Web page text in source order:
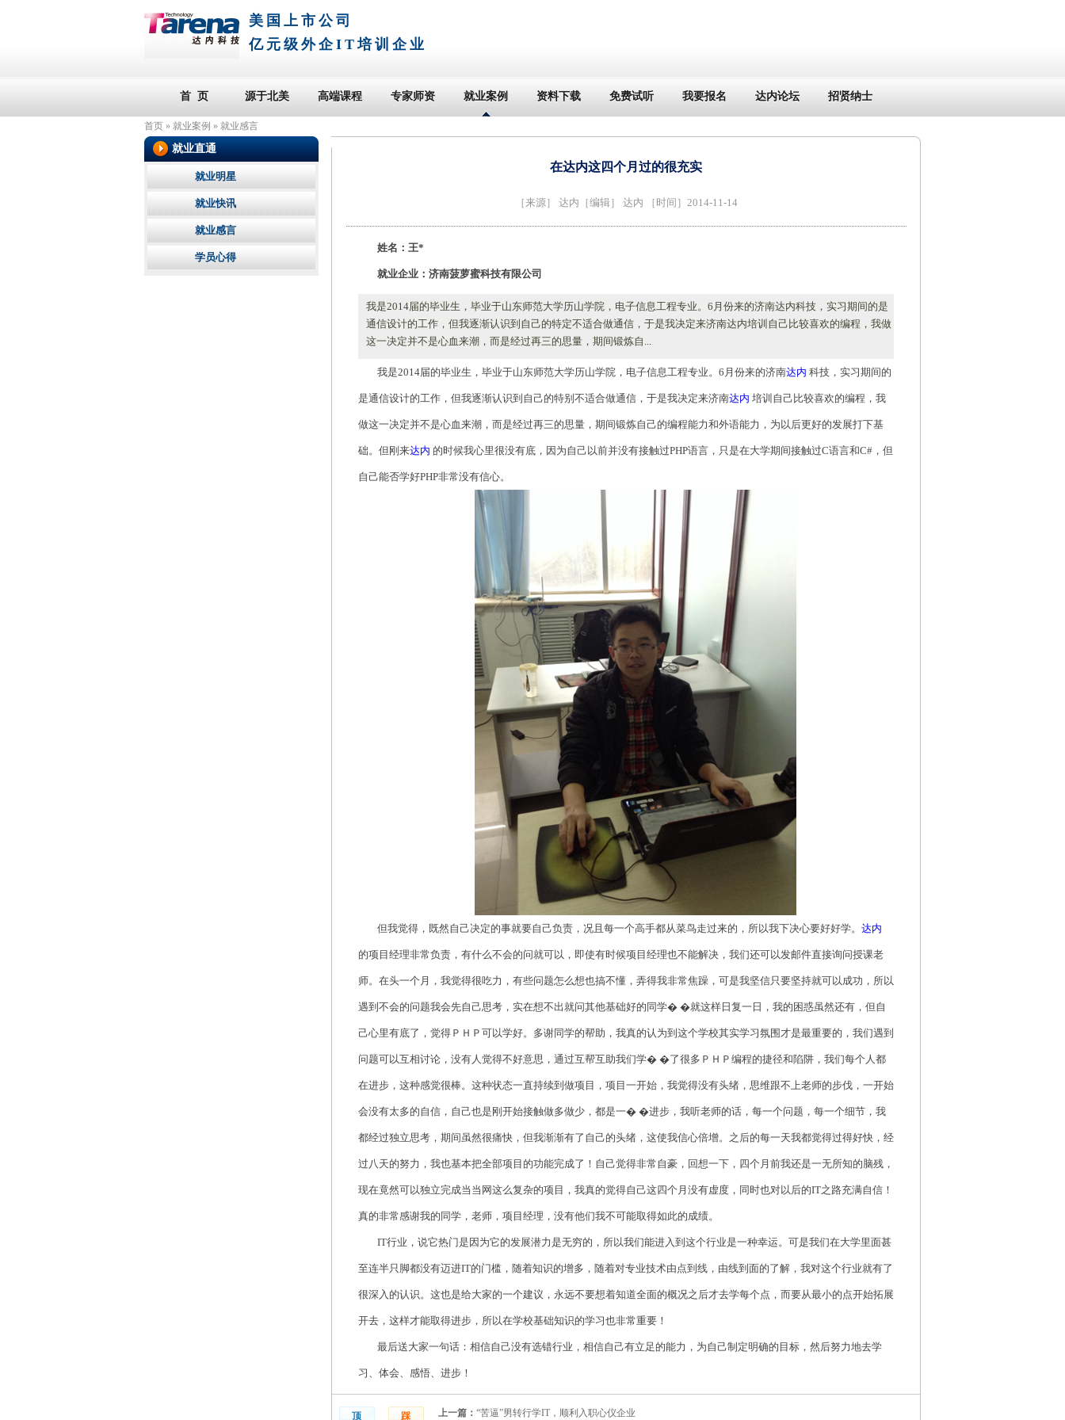
美国上市公司
亿元级外企IT培训企业
首 页 源于北美 高端课程 专家师资 就业案例 资料下载 免费试听 我要报名 达内论坛 招贤纳士
首页 » 就业案例 » 就业感言
在达内这四个月过的很充实
［来源］ 达内 ［编辑］ 达内 ［时间］2014-11-14
姓名：王*
就业企业：济南菠萝蜜科技有限公司
我是2014届的毕业生，毕业于山东师范大学历山学院，电子信息工程专业。6月份来的济南达内科技，实习期间的是
通信设计的工作，但我逐渐认识到自己的特定不适合做通信，于是我决定来济南达内培训自己比较喜欢的编程，我做
这一决定并不是心血来潮，而是经过再三的思量，期间锻炼自...
我是2014届的毕业生，毕业于山东师范大学历山学院，电子信息工程专业。6月份来的济南达内 科技，实习期间的
是通信设计的工作，但我逐渐认识到自己的特别不适合做通信，于是我决定来济南达内 培训自己比较喜欢的编程，我
做这一决定并不是心血来潮，而是经过再三的思量，期间锻炼自己的编程能力和外语能力，为以后更好的发展打下基
础。但刚来达内 的时候我心里很没有底，因为自己以前并没有接触过PHP语言，只是在大学期间接触过C语言和C#，但
自己能否学好PHP非常没有信心。
但我觉得，既然自己决定的事就要自己负责，况且每一个高手都从菜鸟走过来的，所以我下决心要好好学。 达内
的项目经理非常负责，有什么不会的问就可以，即使有时候项目经理也不能解决，我们还可以发邮件直接询问授课老
师。在头一个月，我觉得很吃力，有些问题怎么想也搞不懂，弄得我非常焦躁，可是我坚信只要坚持就可以成功，所以
遇到不会的问题我会先自己思考，实在想不出就问其他基础好的同学� �就这样日复一日，我的困惑虽然还有，但自
己心里有底了，觉得ＰＨＰ可以学好。多谢同学的帮助，我真的认为到这个学校其实学习氛围才是最重要的，我们遇到
问题可以互相讨论，没有人觉得不好意思，通过互帮互助我们学� �了很多ＰＨＰ编程的捷径和陷阱，我们每个人都
在进步，这种感觉很棒。这种状态一直持续到做项目，项目一开始，我觉得没有头绪，思维跟不上老师的步伐，一开始
会没有太多的自信，自己也是刚开始接触做多做少，都是一� �进步，我听老师的话，每一个问题，每一个细节，我
都经过独立思考，期间虽然很痛快，但我渐渐有了自己的头绪，这使我信心倍增。之后的每一天我都觉得过得好快，经
过八天的努力，我也基本把全部项目的功能完成了！自己觉得非常自豪，回想一下，四个月前我还是一无所知的脑残，
现在竟然可以独立完成当当网这么复杂的项目，我真的觉得自己这四个月没有虚度，同时也对以后的IT之路充满自信！
真的非常感谢我的同学，老师，项目经理，没有他们我不可能取得如此的成绩。
IT行业，说它热门是因为它的发展潜力是无穷的，所以我们能进入到这个行业是一种幸运。可是我们在大学里面甚
至连半只脚都没有迈进IT的门槛，随着知识的增多，随着对专业技术由点到线，由线到面的了解，我对这个行业就有了
很深入的认识。这也是给大家的一个建议，永远不要想着知道全面的概况之后才去学每个点，而要从最小的点开始拓展
开去，这样才能取得进步，所以在学校基础知识的学习也非常重要！
最后送大家一句话：相信自己没有选错行业，相信自己有立足的能力，为自己制定明确的目标，然后努力地去学
习、体会、感悟、进步！
顶 踩 上一篇： “苦逼”男转行学IT，顺利入职心仪企业
就业直通
就业明星
就业快讯
就业感言
学员心得